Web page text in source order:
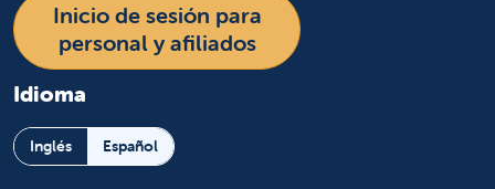
Inicio de sesión para
personal y afiliados
Idioma
Inglés Español